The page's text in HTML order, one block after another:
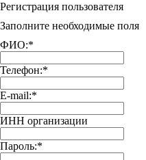
Регистрация пользователя
Заполните необходимые поля
ФИО:*
Телефон:*
E-mail:*
ИНН организации
Пароль:*